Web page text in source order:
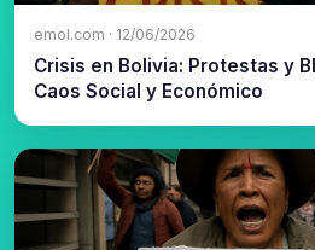
emol.com · 12/06/2026
Crisis en Bolivia: Protestas y
Caos Social y Económico